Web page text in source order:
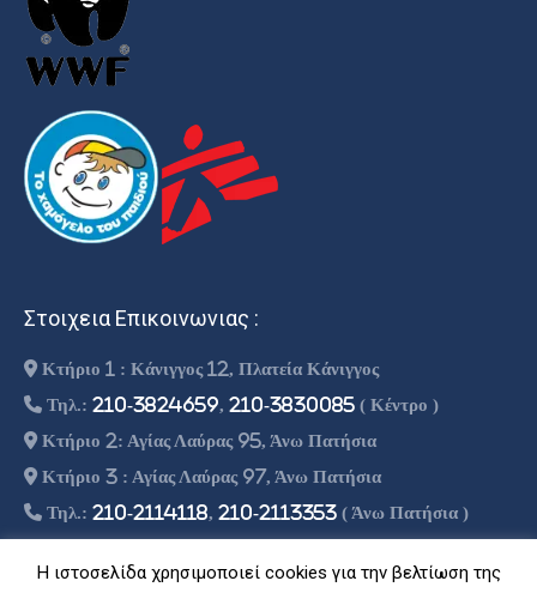
Στοιχεια Επικοινωνιας :
Κτήριο 1 : Κάνιγγος 12, Πλατεία Κάνιγγος
Τηλ.: 210-3824659 210-3830085 ( Κέντρο )
Κτήριο 2: Αγίας Λαύρας 95, Άνω Πατήσια
Κτήριο 3 : Αγίας Λαύρας 97, Άνω Πατήσια
Τηλ.: 210-2114118 210-2113353 ( Άνω Πατήσια )
Η ιστοσελίδα χρησιμοποιεί cookies για την βελτίωση της